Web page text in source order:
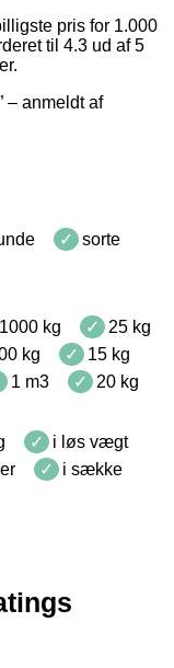
pris for 1.000
til 4.3 ud af 5
.
– anmeldt af
sorte
1000 kg
25 kg
kg
15 kg
1 m3 20 kg
i løs vægt
i sække